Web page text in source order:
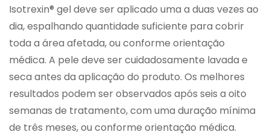
Isotrexin® gel deve ser aplicado uma a duas vezes ao
dia, espalhando quantidade suficiente para cobrir
toda a área afetada, ou conforme orientação
médica. A pele deve ser cuidadosamente lavada e
seca antes da aplicação do produto. Os melhores
resultados podem ser observados após seis a oito
semanas de tratamento, com uma duração mínima
de três meses, ou conforme orientação médica.